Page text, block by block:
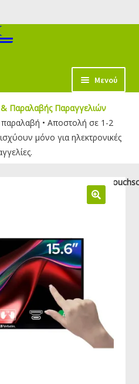
Μενού
Παραλαβής Παραγγελιών
παραλαβή • Αποστολή σε 1-2
μόνο για ηλεκτρονικές
Verbatim Φορητή
15-4K | 32238